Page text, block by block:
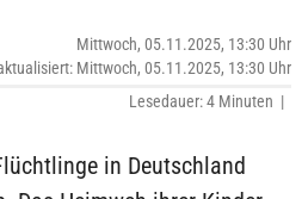
Mittwoch, 05.11.2025, 13:30 Uhr
Mittwoch, 05.11.2025, 13:30 Uhr
Lesedauer: 4 Minuten |
in Deutschland